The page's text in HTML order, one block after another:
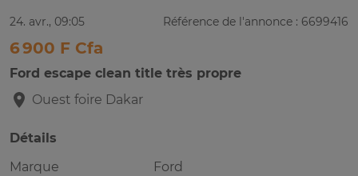
24. avr., 09:05 Référence de l'annonce : 6699416
6 900 F Cfa
Ford escape clean title très propre
Ouest foire Dakar
Détails
Marque
Ford